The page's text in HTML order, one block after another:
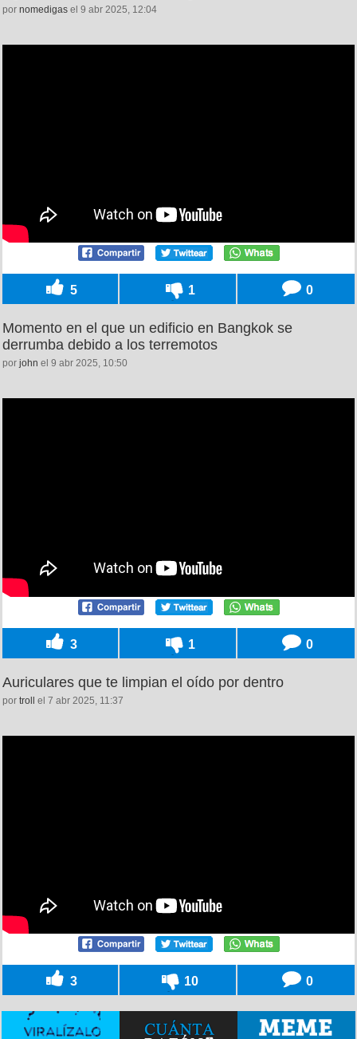
por nomedigas el 9 abr 2025, 12:04
5 1 0
Momento en el que un edificio en Bangkok se
derrumba debido a los terremotos
por john el 9 abr 2025, 10:50
3 1 0
Auriculares que te limpian el oído por dentro
por troll el 7 abr 2025, 11:37
3 10 0